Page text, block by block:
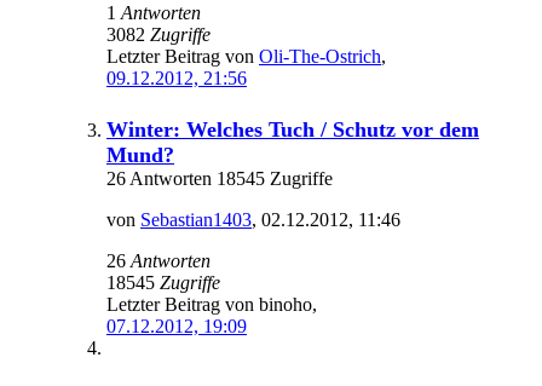
1 Antworten
3082 Zugriffe
Letzter Beitrag von Oli-The-Ostrich,
09.12.2012, 21:56
Winter: Welches Tuch / Schutz vor dem
Mund?
26 Antworten 18545 Zugriffe
von Sebastian1403, 02.12.2012, 11:46
26 Antworten
18545 Zugriffe
Letzter Beitrag von binoho,
07.12.2012, 19:09